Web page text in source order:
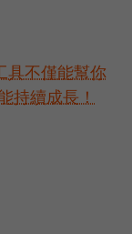
具不僅能幫你
持續成長！